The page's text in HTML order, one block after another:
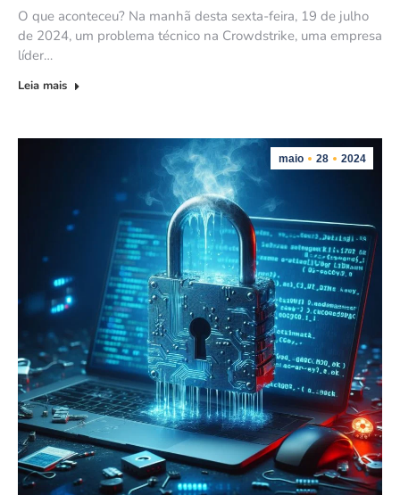
O que aconteceu? Na manhã desta sexta-feira, 19 de julho
de 2024, um problema técnico na Crowdstrike, uma empresa
líder…
Leia mais
maio 28 2024